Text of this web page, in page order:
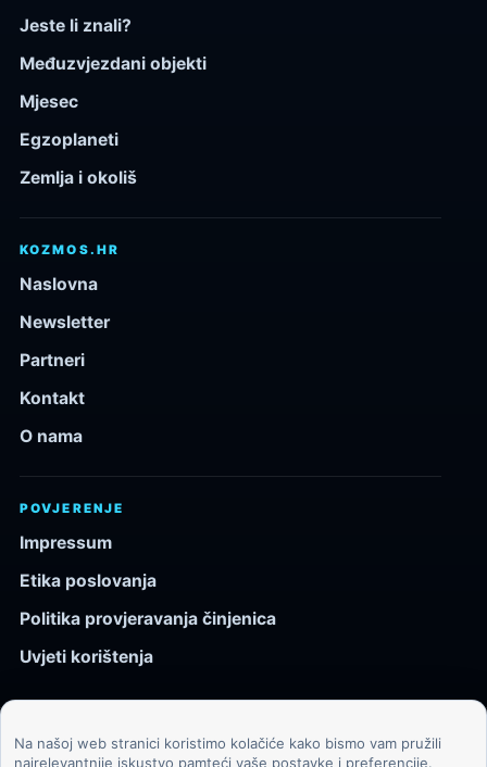
Jeste li znali?
Međuzvjezdani objekti
Mjesec
Egzoplaneti
Zemlja i okoliš
KOZMOS.HR
Naslovna
Newsletter
Partneri
Kontakt
O nama
POVJERENJE
Impressum
Etika poslovanja
Politika provjeravanja činjenica
Uvjeti korištenja
© 2026 Kozmos.hr. Sva prava pridržana.
Na našoj web stranici koristimo kolačiće kako bismo vam pružili
najrelevantnije iskustvo pamteći vaše postavke i preferencije.